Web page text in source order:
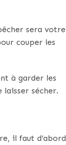
sera votre
couper les
à garder les
laisser sécher.
il faut d’abord